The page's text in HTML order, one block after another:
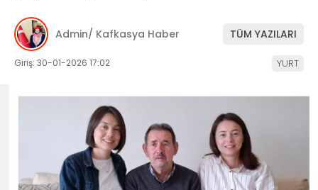
Admin/ Kafkasya Haber TÜM YAZILARI
Giriş: 30-01-2026 17:02 YURT